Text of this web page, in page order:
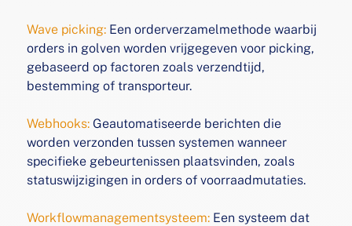
Wave picking: Een orderverzamelmethode waarbij
orders in golven worden vrijgegeven voor picking,
gebaseerd opfactoren zoals verzendtijd,
bestemming of transporteur.
Webhooks: Geautomatiseerde berichten die
worden verzondentussen systemen wanneer
specifieke gebeurtenissen plaatsvinden, zoals
statuswijzigingen in orders of voorraadmutaties.
Workflowmanagementsysteem: Een systeem dat